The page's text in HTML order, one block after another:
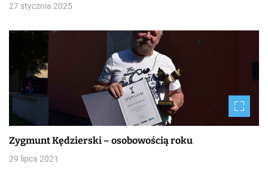
27 stycznia 2025
Zygmunt Kędzierski – osobowością roku
29 lipca 2021